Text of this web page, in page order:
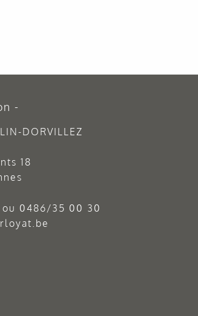
DORVILLEZ
18
ou 0486/35 00 30